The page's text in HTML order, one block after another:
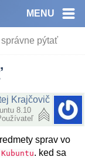
MENU
pýtať
Krajčovič
8.10
sprav vo
. ked sa